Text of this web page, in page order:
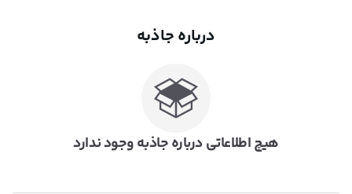
درباره جاذبه
هیچ اطلاعاتی درباره جاذبه وجود ندارد